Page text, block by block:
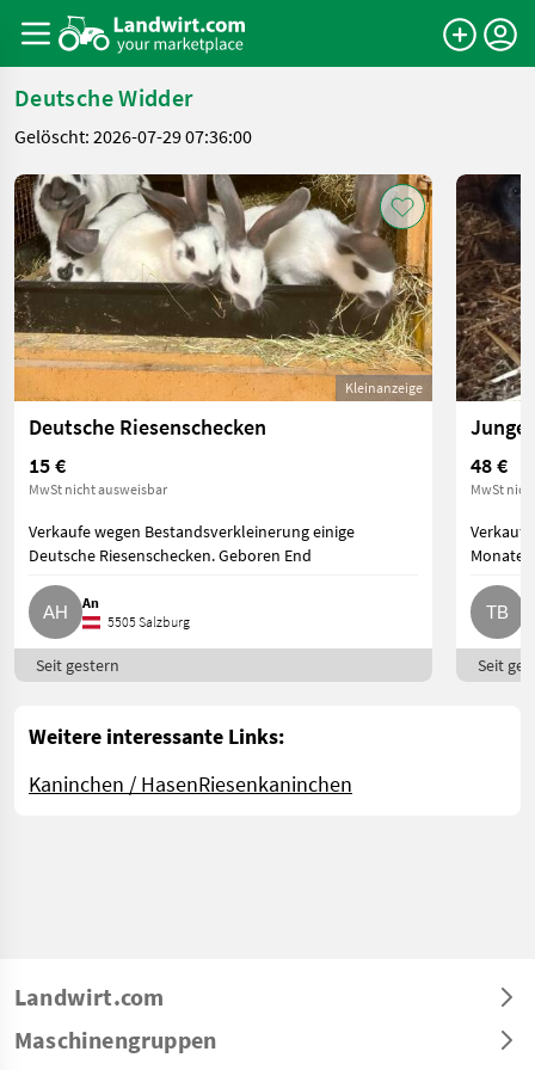
Deutsche Widder
Gelöscht: 2026-07-29 07:36:00
Kleinanzeige
Deutsche Riesenschecken
15 €
MwSt nicht ausweisbar
Verkaufe wegen Bestandsverkleinerung einige
Deutsche Riesenschecken. Geboren End
An
5505 Salzburg
Seit gestern
Junge
48 €
MwSt
Monate.
Seit
Weitere interessante Links:
Kaninchen / HasenRiesenkaninchen
Landwirt.com
Maschinengruppen